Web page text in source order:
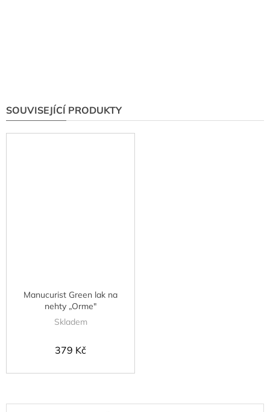
SOUVISEJÍCÍ PRODUKTY
Manucurist Green lak na
nehty „Orme"
Skladem
379 Kč